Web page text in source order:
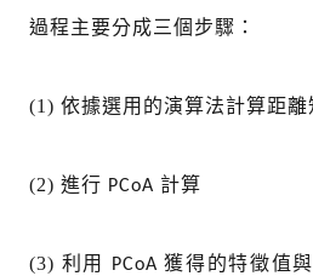
過程主要分成三個步驟：
(1) 依據選用的演算法計算距離
(2) 進行 PCoA 計算
(3) 利用 PCoA獲得的特徵值